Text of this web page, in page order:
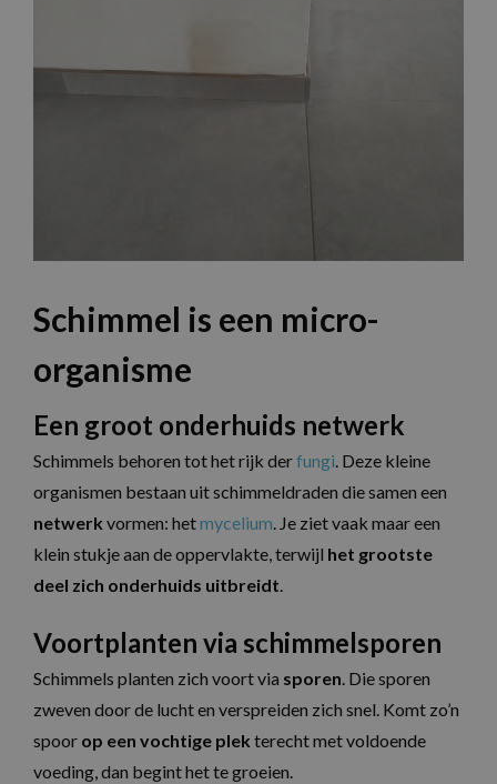
Schimmel is een micro-
organisme
Een groot onderhuids netwerk
Schimmels behoren tot het rijk derfungi. Deze kleine
organismen bestaan uit schimmeldraden die samen een
netwerk vormen: hetmycelium. Je ziet vaak maar een
klein stukje aan de oppervlakte, terwijl het grootste
deel zich onderhuids uitbreidt.
Voortplanten via schimmelsporen
Schimmels planten zich voort via sporen. Die sporen
zweven door de lucht en verspreiden zich snel. Komt zo’n
spoor op een vochtige plek terecht met voldoende
voeding, dan begint het te groeien.